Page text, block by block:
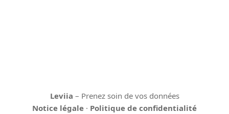
Leviia – Prenez soin de vos données
Notice légale · Politique de confidentialité